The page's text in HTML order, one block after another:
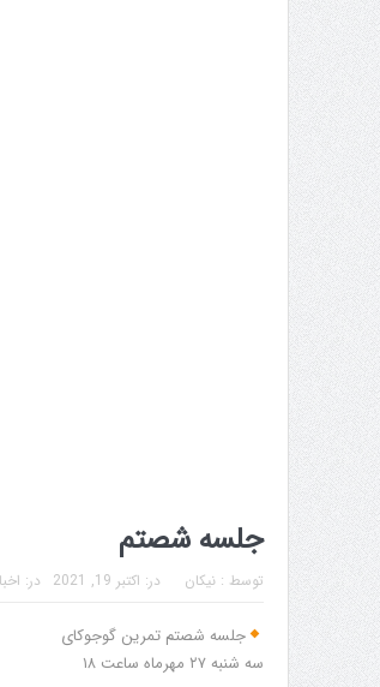
جلسه شصتم
توسط :نیکان در: اکتبر 19, 2021 در:
جلسه شصتم تمرین گوجوکای
سه شنبه ۲۷ مهرماه ساعت ۱۸